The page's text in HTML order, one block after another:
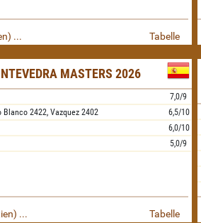
... Tabelle
MASTERS 2026
7,0/9
Blanco 2422,Vazquez 2402
6,5/10
6,0/10
5,0/9
... Tabelle